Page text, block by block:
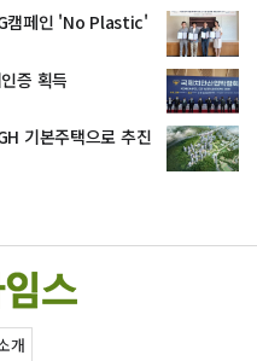
캠페인 'No Plastic'
증 획득
기본주택으로 추진
개